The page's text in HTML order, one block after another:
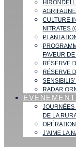
CULTURE
NITRATES
FAVEUR
RÉSERVE
RÉSERVE
RADAR
JOURNÉES
DE LA
J’AIME LA